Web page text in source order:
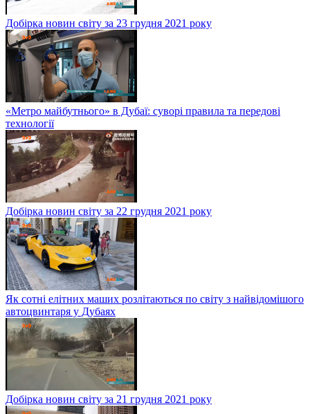
Добірка новин світу за 23 грудня 2021 року
«Метро майбутнього» в Дубаї: суворі правила та передові
технології
Добірка новин світу за 22 грудня 2021 року
Як сотні елітних маших розлітаються по світу з найвідомішого
автоцвинтаря у Дубаях
Добірка новин світу за 21 грудня 2021 року